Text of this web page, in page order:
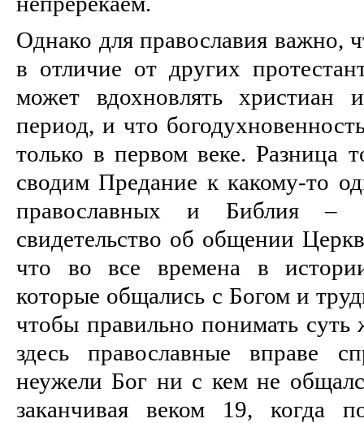
Однако для православия важно,
в отличие от других
может вдохновлять христиан
период, и что
только в первом веке. Разница
сводим Предание к какому-то
православных и Библия –
свидетельство об общении
что во все времена в
которые общались с Богом и
чтобы правильно понимать
здесь православные вправе
неужели Бог ни с кем не
заканчивая веком 19, когда